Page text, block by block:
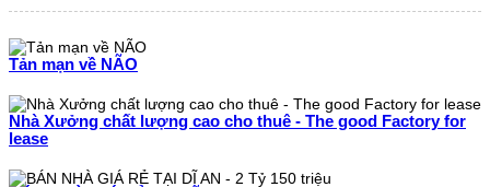
Tản mạn về NÃO
Nhà Xưởng chất lượng cao cho thuê - The good Factory for
lease